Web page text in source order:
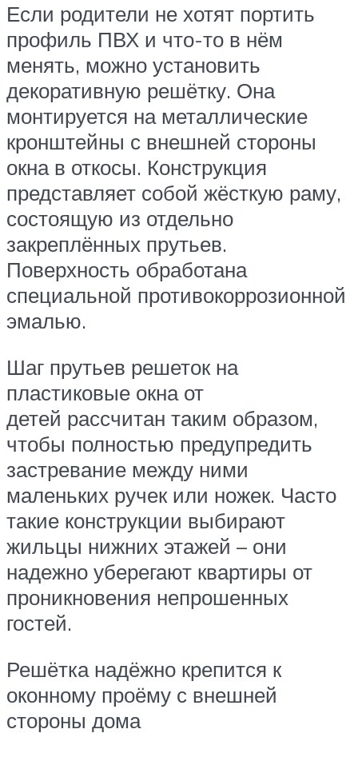
Если родители не хотят портить
профиль ПВХ и что-то в нём
менять, можно установить
декоративную решётку. Она
монтируется на металлические
кронштейны с внешней стороны
окна в откосы. Конструкция
представляет собой жёсткую раму,
состоящую из отдельно
закреплённых прутьев.
Поверхность обработана
специальной противокоррозионной
эмалью.
Шаг прутьев решеток на
пластиковые окна от
детей рассчитан таким образом,
чтобы полностью предупредить
застревание между ними
маленьких ручек или ножек. Часто
такие конструкции выбирают
жильцы нижних этажей – они
надежно уберегают квартиры от
проникновения непрошенных
гостей.
Решётка надёжно крепится к
оконному проёму с внешней
стороны дома